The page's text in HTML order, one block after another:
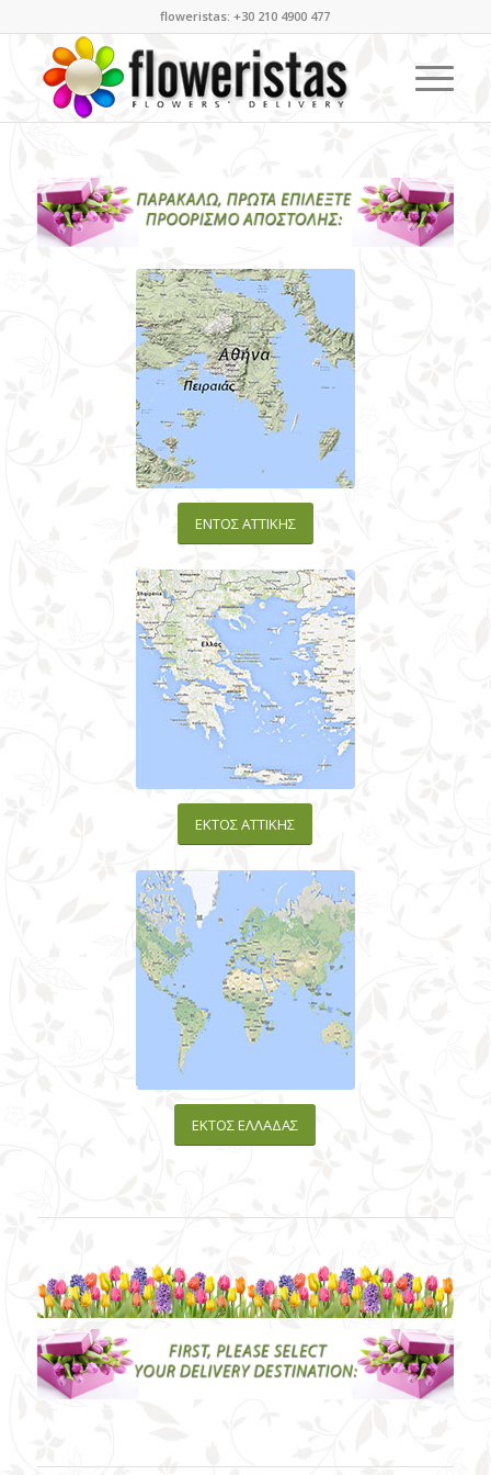
floweristas: +30 210 4900 477
ΕΝΤΟΣ ΑΤΤΙΚΗΣ
ΕΚΤΟΣ ΑΤΤΙΚΗΣ
ΕΚΤΟΣ ΕΛΛΑΔΑΣ